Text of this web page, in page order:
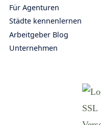
Für Agenturen
Städte kennenlernen
Arbeitgeber Blog
Unternehmen